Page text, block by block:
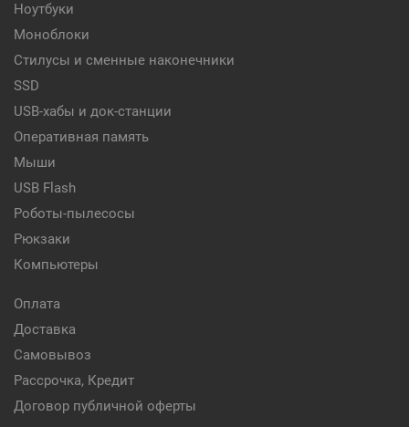
Ноутбуки
Моноблоки
Стилусы и сменные наконечники
SSD
USB-хабы и док-станции
Оперативная память
Мыши
USB Flash
Роботы-пылесосы
Рюкзаки
Компьютеры
Оплата
Доставка
Самовывоз
Рассрочка, Кредит
Договор публичной оферты